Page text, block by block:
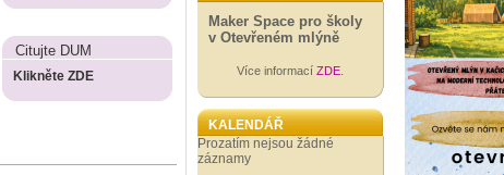
Citujte DUM
Klikněte ZDE
Maker Space pro školy
v Otevřeném mlýně
Více informací ZDE
KALENDÁŘ
Prozatím nejsou žádné
záznamy